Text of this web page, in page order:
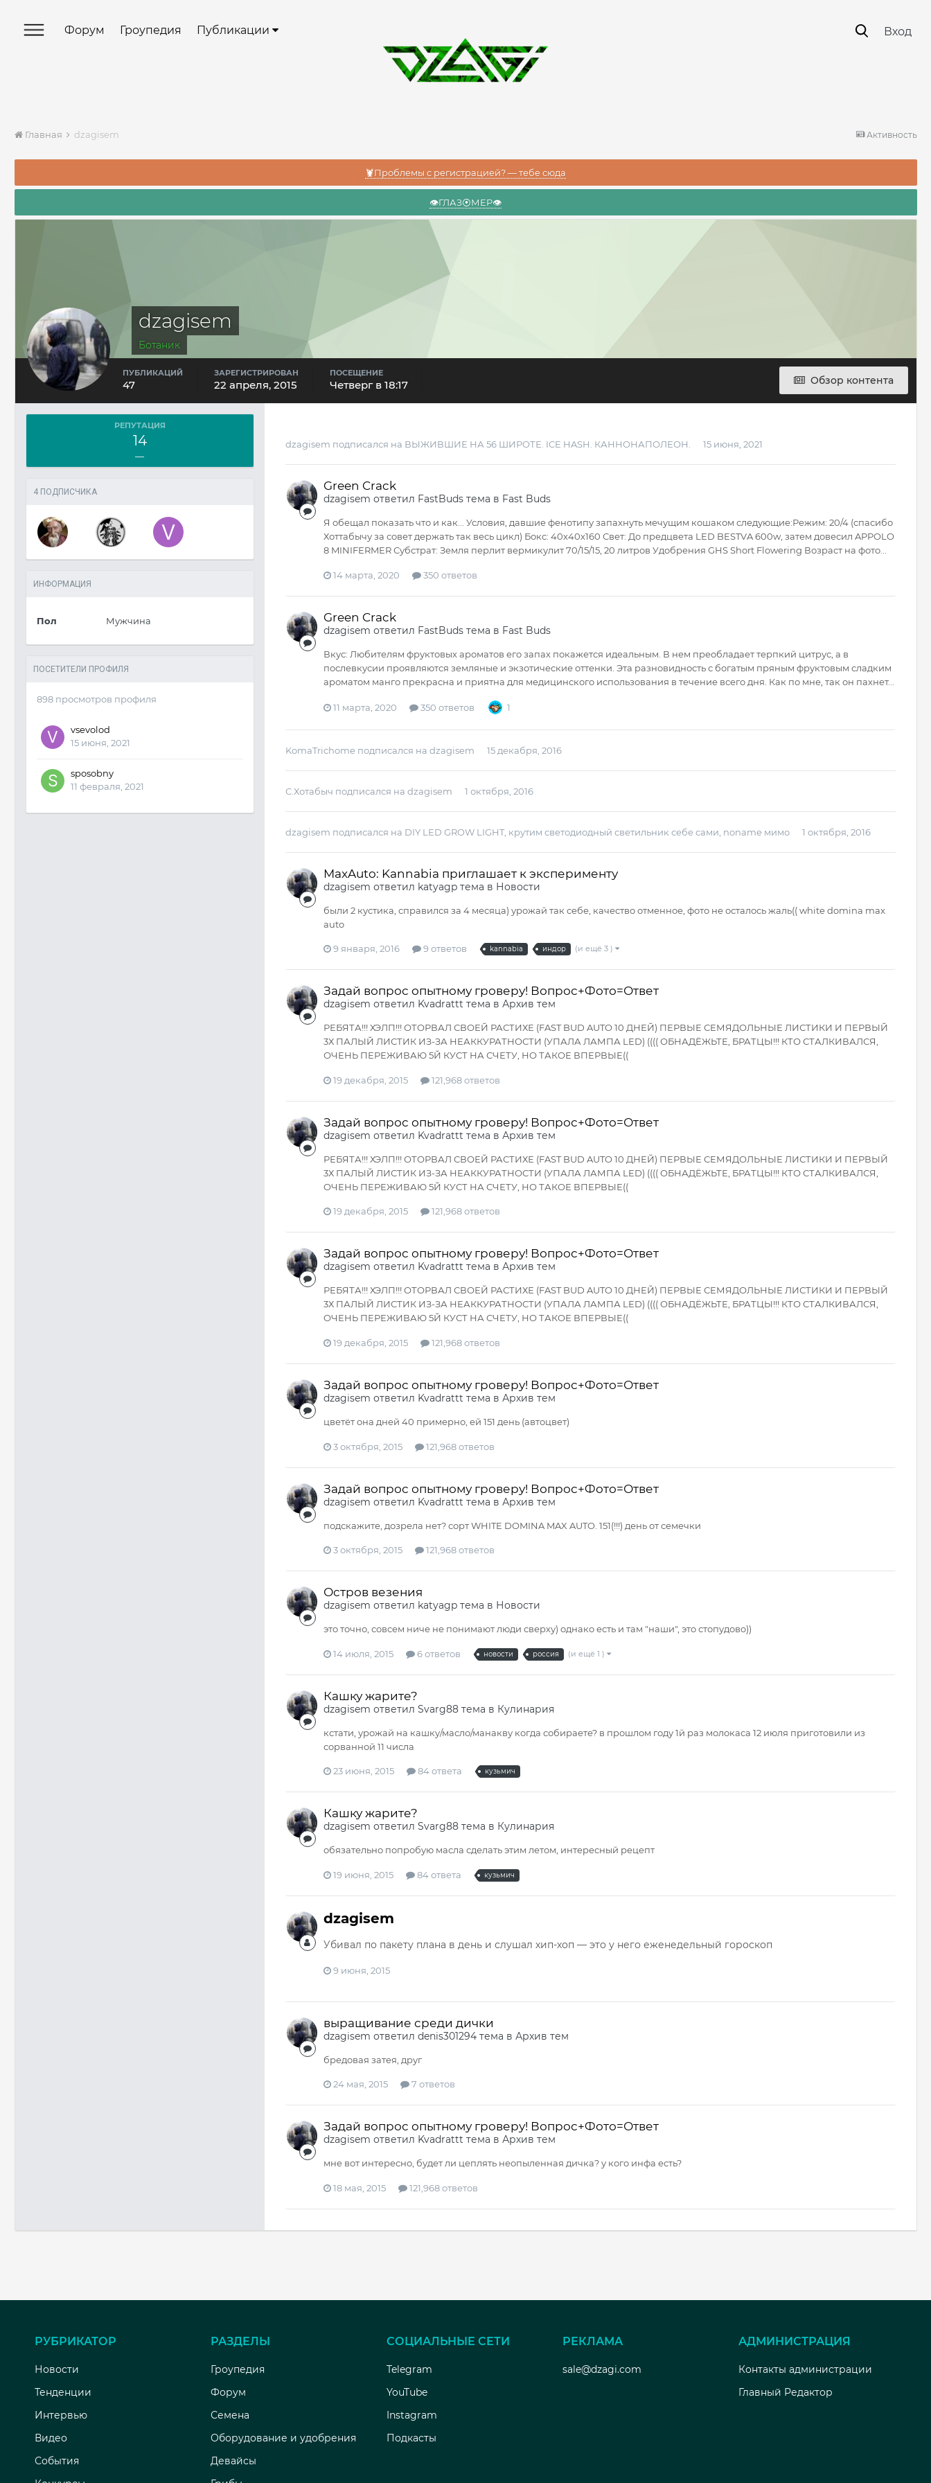
Форум Гроупедия Публикации Вход
Активность
Главная dzagisem
🦞Проблемы с регистрацией? — тебе сюда
👁️ГЛАЗ⦿МЕР👁️
dzagisem
Ботаник
Обзор контента
ПУБЛИКАЦИЙ
47
ЗАРЕГИСТРИРОВАН
22 апреля, 2015
ПОСЕЩЕНИЕ
Четверг в 18:17
РЕПУТАЦИЯ
14
—
4 ПОДПИСЧИКА
ИНФОРМАЦИЯ
Пол Мужчина
ПОСЕТИТЕЛИ ПРОФИЛЯ
898 просмотров профиля
vsevolod
15 июня, 2021
sposobny
11 февраля, 2021
dzagisem подписался на ВЫЖИВШИЕ НА 56 ШИРОТЕ. ICE HASH. КАННОНАПОЛЕОН. 15 июня, 2021
Green Crack
dzagisem ответил FastBudsтема в Fast Buds
Я обещал показать что и как... Условия, давшие фенотипу запахнуть мечущим кошаком следующие:Режим: 20/4 (спасибо
Хоттабычу за совет держать так весь цикл) Бокс: 40х40х160 Свет: До предцвета LED BESTVA 600w, затем довесил APPOLO
8 MINIFERMER Субстрат: Земля перлит вермикулит 70/15/15, 20 литров Удобрения GHS Short Flowering Возраст на фото...
14 марта, 2020 350 ответов
Green Crack
dzagisem ответил FastBudsтема в Fast Buds
Вкус: Любителям фруктовых ароматов его запах покажется идеальным. В нем преобладает терпкий цитрус, а в
послевкусии проявляются земляные и экзотические оттенки. Эта разновидность с богатым пряным фруктовым сладким
ароматом манго прекрасна и приятна для медицинского использования в течение всего дня. Как по мне, так он пахнет...
11 марта, 2020 350 ответов 1
KomaTrichome подписался на dzagisem 15 декабря, 2016
С.Хотабыч подписался на dzagisem 1 октября, 2016
dzagisem подписался на DIY LED GROW LIGHT, крутим светодиодный светильник себе сами, noname мимо 1 октября, 2016
MaxAuto: Kannabia приглашает к эксперименту
dzagisem ответил katyagpтема в Новости
были 2 кустика, справился за 4 месяца) урожай так себе, качество отменное, фото не осталось жаль(( white domina max
auto
9 января, 2016 9 ответов kannabia индор (и ещё 3 )
Задай вопрос опытному гроверу! Вопрос+Фото=Ответ
dzagisem ответил Kvadrattt тема в Архив тем
РЕБЯТА!!! ХЭЛП!!! ОТОРВАЛ СВОЕЙ РАСТИХЕ (FAST BUD AUTO 10 ДНЕЙ) ПЕРВЫЕ СЕМЯДОЛЬНЫЕ ЛИСТИКИ И ПЕРВЫЙ
3Х ПАЛЫЙ ЛИСТИК ИЗ-ЗА НЕАККУРАТНОСТИ (УПАЛА ЛАМПА LED) (((( ОБНАДЁЖЬТЕ, БРАТЦЫ!!! КТО СТАЛКИВАЛСЯ,
ОЧЕНЬ ПЕРЕЖИВАЮ 5Й КУСТ НА СЧЕТУ, НО ТАКОЕ ВПЕРВЫЕ((
19 декабря, 2015 121,968 ответов
Задай вопрос опытному гроверу! Вопрос+Фото=Ответ
dzagisem ответил Kvadrattt тема в Архив тем
РЕБЯТА!!! ХЭЛП!!! ОТОРВАЛ СВОЕЙ РАСТИХЕ (FAST BUD AUTO 10 ДНЕЙ) ПЕРВЫЕ СЕМЯДОЛЬНЫЕ ЛИСТИКИ И ПЕРВЫЙ
3Х ПАЛЫЙ ЛИСТИК ИЗ-ЗА НЕАККУРАТНОСТИ (УПАЛА ЛАМПА LED) (((( ОБНАДЁЖЬТЕ, БРАТЦЫ!!! КТО СТАЛКИВАЛСЯ,
ОЧЕНЬ ПЕРЕЖИВАЮ 5Й КУСТ НА СЧЕТУ, НО ТАКОЕ ВПЕРВЫЕ((
19 декабря, 2015 121,968 ответов
Задай вопрос опытному гроверу! Вопрос+Фото=Ответ
dzagisem ответил Kvadrattt тема в Архив тем
РЕБЯТА!!! ХЭЛП!!! ОТОРВАЛ СВОЕЙ РАСТИХЕ (FAST BUD AUTO 10 ДНЕЙ) ПЕРВЫЕ СЕМЯДОЛЬНЫЕ ЛИСТИКИ И ПЕРВЫЙ
3Х ПАЛЫЙ ЛИСТИК ИЗ-ЗА НЕАККУРАТНОСТИ (УПАЛА ЛАМПА LED) (((( ОБНАДЁЖЬТЕ, БРАТЦЫ!!! КТО СТАЛКИВАЛСЯ,
ОЧЕНЬ ПЕРЕЖИВАЮ 5Й КУСТ НА СЧЕТУ, НО ТАКОЕ ВПЕРВЫЕ((
19 декабря, 2015 121,968 ответов
Задай вопрос опытному гроверу! Вопрос+Фото=Ответ
dzagisem ответил Kvadrattt тема в Архив тем
цветёт она дней 40 примерно, ей 151 день (автоцвет)
3 октября, 2015 121,968 ответов
Задай вопрос опытному гроверу! Вопрос+Фото=Ответ
dzagisem ответил Kvadrattt тема в Архив тем
подскажите, дозрела нет? сорт WHITE DOMINA MAX AUTO. 151(!!!) день от семечки
3 октября, 2015 121,968 ответов
Остров везения
dzagisem ответил katyagpтема в Новости
это точно, совсем ниче не понимают люди сверху) однако есть и там "наши", это стопудово))
14 июля, 2015 6 ответов новости россия (и ещё 1 )
Кашку жарите?
dzagisem ответил Svarg88тема в Кулинария
кстати, урожай на кашку/масло/манакву когда собираете? в прошлом году 1й раз молокаса 12 июля приготовили из
сорванной 11 числа
23 июня, 2015 84 ответа кузьмич
Кашку жарите?
dzagisem ответил Svarg88тема в Кулинария
обязательно попробую масла сделать этим летом, интересный рецепт
19 июня, 2015 84 ответа кузьмич
dzagisem
Убивал по пакету плана в день и слушал хип-хоп — это у него еженедельный гороскоп
9 июня, 2015
выращивание среди дички
dzagisem ответил denis301294тема в Архив тем
бредовая затея, друг
24 мая, 2015 7 ответов
Задай вопрос опытному гроверу! Вопрос+Фото=Ответ
dzagisem ответил Kvadrattt тема в Архив тем
мне вот интересно, будет ли цеплять неопыленная дичка? у кого инфа есть?
18 мая, 2015 121,968 ответов
РУБРИКАТОР
Новости
Тенденции
Интервью
Видео
События
РАЗДЕЛЫ
Гроупедия
Форум
Семена
Оборудование и удобрения
Девайсы
СОЦИАЛЬНЫЕ СЕТИ
Telegram
YouTube
Instagram
Подкасты
РЕКЛАМА
sale@dzagi.com
АДМИНИСТРАЦИЯ
Контакты администрации
Главный Редактор